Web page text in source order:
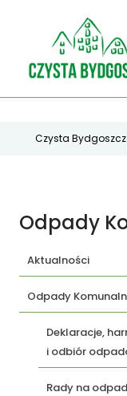
Czysta Bydgoszcz
Odpady
Aktualności
Odpady
Deklaracje,
i odbiór
Rady na